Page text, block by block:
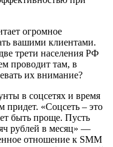
огромное
вашими клиентами.
трети населения РФ
проводит там, в
их внимание?
в соцсетях и время
придет. «Соцсеть – это
быть проще. Пусть
рублей в месяц» —
отношение к SMM